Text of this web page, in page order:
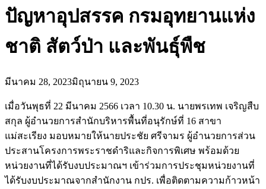
ปัญหาอุปสรรค กรมอุทยานแห่ง
ชาติ สัตว์ป่า และพันธุ์พืช
มีนาคม 28, 2023มิถุนายน 9, 2023
เมื่อวันพุธที่ 22 มีนาคม 2566 เวลา 10.30 น. นายพรเทพ เจริญสืบ
สกุล ผู้อำนวยการสำนักบริหารพื้นที่อนุรักษ์ที่ 16 สาขา
แม่สะเรียง มอบหมายให้นายประชัย ศรีจามร ผู้อำนวยการส่วน
ประสานโครงการพระราชดำริและกิจการพิเศษ พร้อมด้วย
หน่วยงานที่ได้รับงบประมาณฯ เข้าร่วมการประชุมหน่วยงานที่
ได้รับงบประมาณจากสำนักงาน กปร. เพื่อติดตามความก้าวหน้า